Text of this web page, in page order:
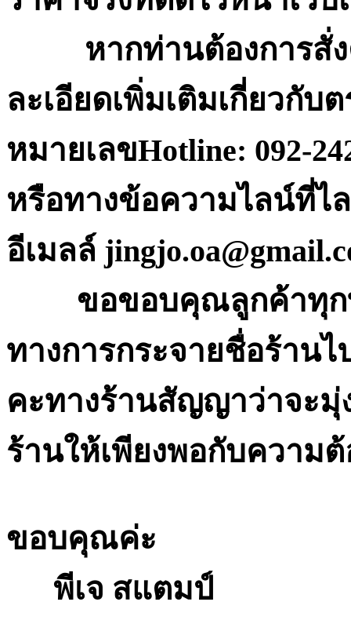
หากท่านต้องการสั่งต
ละเอียดเพิ่มเติมเกี่ยวกับ
หมายเลขHotline: 092-
หรือทางข้อความไลน์ที่ไ
อีเมลล์
ขอขอบคุณลูกค้าทุกท่
ทางการกระจายชื่อร้าน
คะทางร้านสัญญาว่าจะ
ร้านให้เพียงพอกับความ
ขอบคุณค่ะ
พีเจ สแตมป์